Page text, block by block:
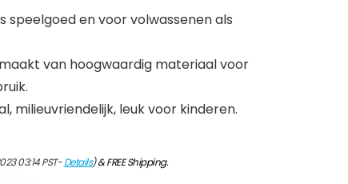
speelgoed en voor volwassenen als
van hoogwaardig materiaal voor
milieuvriendelijk, leuk voor kinderen.
03:14 PST-Details)&FREE Shipping.